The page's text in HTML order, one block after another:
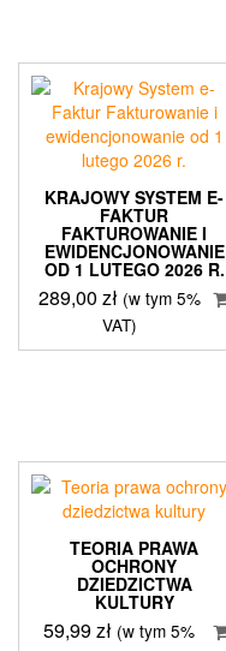
KRAJOWY SYSTEM E-
FAKTUR
FAKTUROWANIE I
EWIDENCJONOWANIE
OD 1 LUTEGO 2026 R.
289,00 zł (w tym 5%
VAT)
TEORIA PRAWA
OCHRONY
DZIEDZICTWA
KULTURY
59,99zł (w tym 5%